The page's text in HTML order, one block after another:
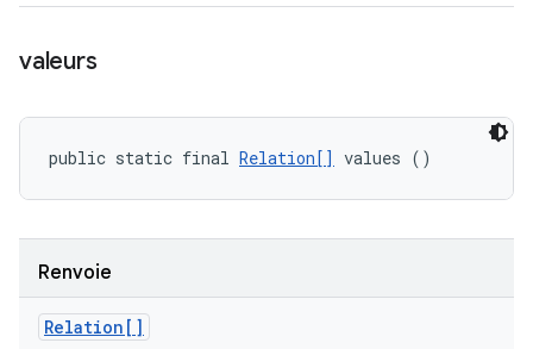
valeurs
public static final Relation[] values ()
Renvoie
Relation[]